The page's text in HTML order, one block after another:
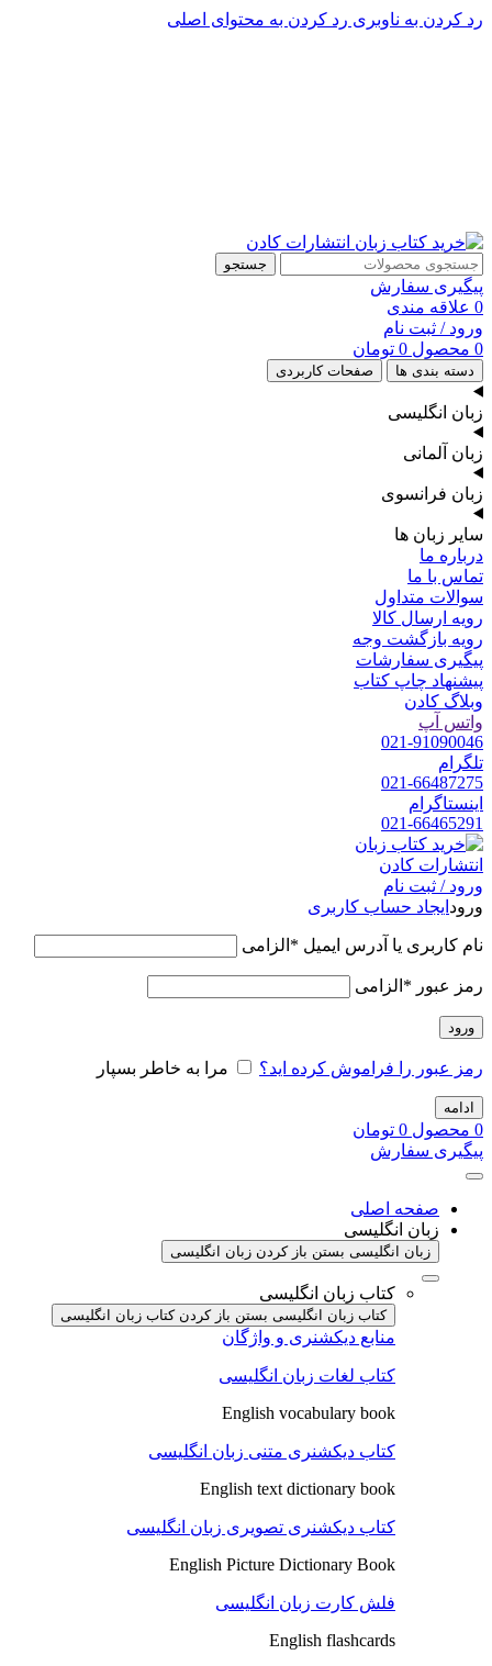
رد کردن به ناوبری رد کردن به محتوای اصلی
جستجو
پیگیری سفارش
0 علاقه مندی
ورود / ثبت نام
0 محصول 0 تومان
دسته بندی ها صفحات کاربردی
زبان انگلیسی
زبان آلمانی
زبان فرانسوی
سایر زبان ها
درباره ما
تماس با ما
سوالات متداول
رویه ارسال کالا
رویه بازگشت وجه
پیگیری سفارشات
پیشنهاد چاپ کتاب
وبلاگ کادن
واتس آپ
021-91090046
تلگرام
021-66487275
اینستاگرام
021-66465291
ورود / ثبت نام
ورود ایجاد حساب کاربری
نام کاربری یا آدرس ایمیل * الزامی
رمز عبور * الزامی
ورود
رمز عبور را فراموش کرده اید؟ مرا به خاطر بسپار
ادامه
0 محصول 0 تومان
پیگیری سفارش
صفحه اصلی
زبان انگلیسی
زبان انگلیسی بستن باز کردن زبان انگلیسی
کتاب زبان انگلیسی
کتاب زبان انگلیسی بستن باز کردن کتاب زبان انگلیسی
منابع دیکشنری و واژگان
کتاب لغات زبان انگلیسی
English vocabulary book
کتاب دیکشنری متنی زبان انگلیسی
English text dictionary book
کتاب دیکشنری تصویری زبان انگلیسی
English Picture Dictionary Book
فلش کارت زبان انگلیسی
English flashcards